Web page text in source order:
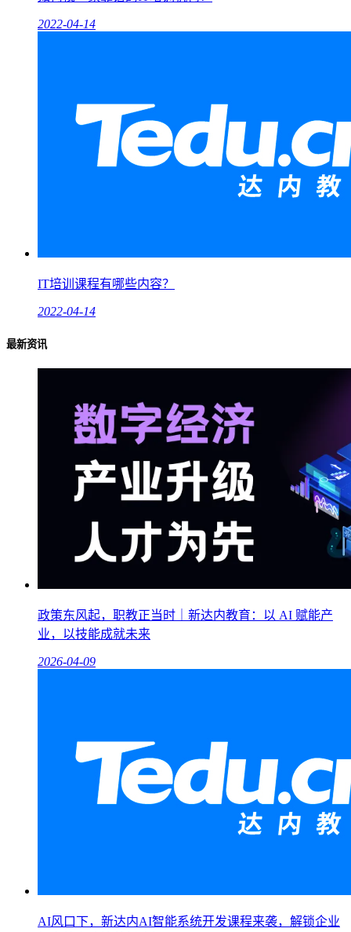
2022-04-14
IT培训课程有哪些内容？
2022-04-14
最新资讯
政策东风起，职教正当时｜新达内教育：以 AI 赋能产
业，以技能成就未来
2026-04-09
AI风口下，新达内AI智能系统开发课程来袭，解锁企业